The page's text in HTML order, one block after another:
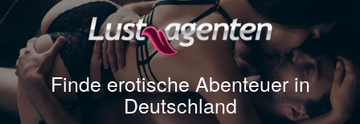
Finde erotische Abenteuer in
Deutschland